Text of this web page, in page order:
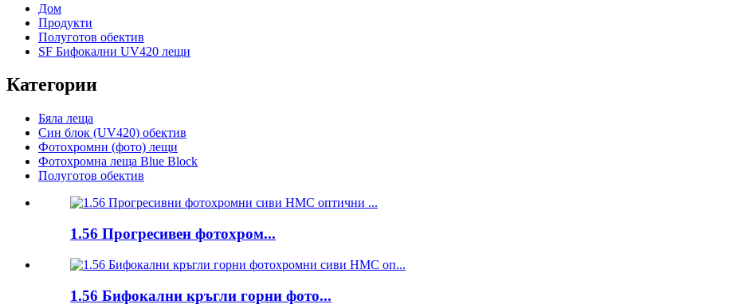
Дом
Продукти
Полуготов обектив
SF Бифокални UV420 лещи
Категории
Бяла леща
Син блок (UV420) обектив
Фотохромни (фото) лещи
Фотохромна леща Blue Block
Полуготов обектив
1.56 Прогресивен фотохром...
1.56 Бифокални кръгли горни фото...